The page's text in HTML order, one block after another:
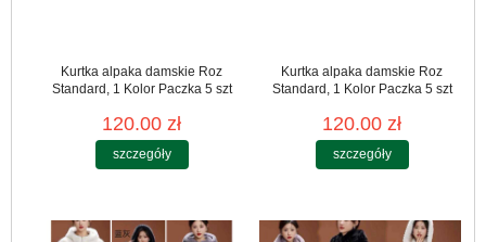
Kurtka alpaka damskie Roz
Standard, 1 Kolor Paczka 5 szt
120.00 zł
szczegóły
Kurtka alpaka damskie Roz
Standard, 1 Kolor Paczka 5 szt
120.00 zł
szczegóły